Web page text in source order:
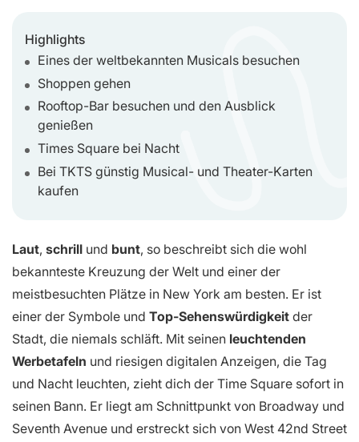
Highlights
Eines der weltbekannten Musicals besuchen
Shoppen gehen
Rooftop-Bar besuchen und den Ausblick
genießen
Times Square bei Nacht
Bei TKTS günstig Musical- und Theater-Karten
kaufen
Laut, schrill und bunt, so beschreibt sich die wohl
bekannteste Kreuzung der Welt und einer der
meistbesuchten Plätze in New York am besten. Er ist
einer der Symbole und Top-Sehenswürdigkeit der
Stadt, die niemals schläft. Mit seinen leuchtenden
Werbetafeln und riesigen digitalen Anzeigen, die Tag
und Nacht leuchten, zieht dich der Time Square sofort in
seinen Bann. Er liegt am Schnittpunkt von Broadway und
Seventh Avenue und erstreckt sich von West 42nd Street